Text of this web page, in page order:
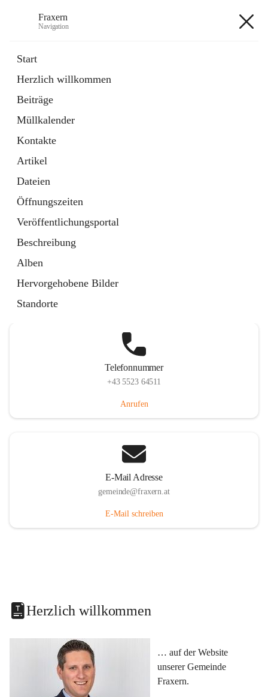
Fraxern
Navigation
Start
Herzlich willkommen
Beiträge
Müllkalender
Kontakte
Artikel
Dateien
Öffnungszeiten
Veröffentlichungsportal
Beschreibung
Alben
Hervorgehobene Bilder
Standorte
Ordner
in
Tab
Formulare
Artikel
öffnet
in
neuem
Tab
Telefonnummer
+43 5523 64511
Anrufen
E-Mail Adresse
gemeinde@fraxern.at
E-Mail schreiben
Herzlich willkommen
… auf der Website
unserer Gemeinde
Fraxern.